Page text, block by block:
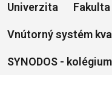
Univerzita Fakulta
Vnútorný systém
SYNODOS -